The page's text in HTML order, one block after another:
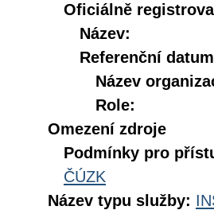
Oficiálně
Název:
Referenční datum
Název
Role:
Omezení zdroje
Podmínky pro
ČÚZK
Název typu služby: